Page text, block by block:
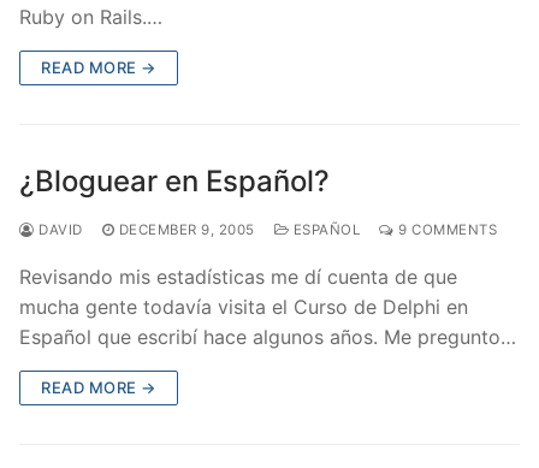
Ruby on Rails.…
READ MORE →
¿Bloguear en Español?
DAVID DECEMBER 9, 2005 ESPAÑOL 9 COMMENTS
Revisando mis estadísticas me dí cuenta de que
mucha gente todavía visita el Curso de Delphi en
Español que escribí hace algunos años. Me pregunto…
READ MORE →